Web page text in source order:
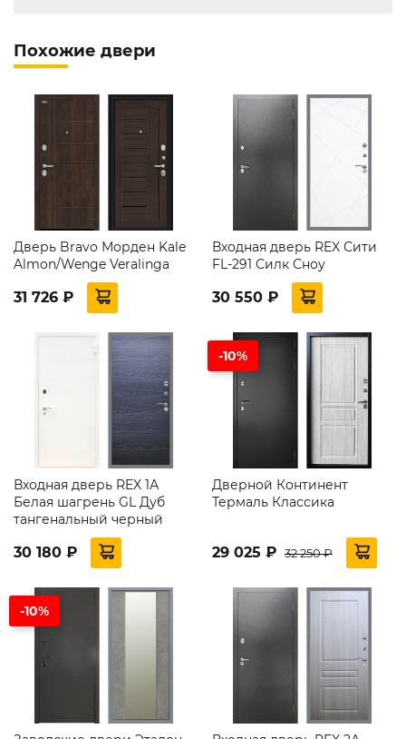
Похожие двери
Дверь Bravo Морден Kale
Almon/Wenge Veralinga
31 726 ₽
Входная дверь REX Сити
FL-291 Силк Сноу
30 550 ₽
Входная дверь REX 1А
Белая шагрень GL Дуб
тангенальный черный
30 180 ₽
-10%
Дверной Континент
Термаль Классика
29 025 ₽ 32 250 ₽
-10%